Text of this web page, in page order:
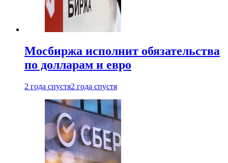
Мосбиржа исполнит обязательства
по долларам и евро
2 года спустя2 года спустя